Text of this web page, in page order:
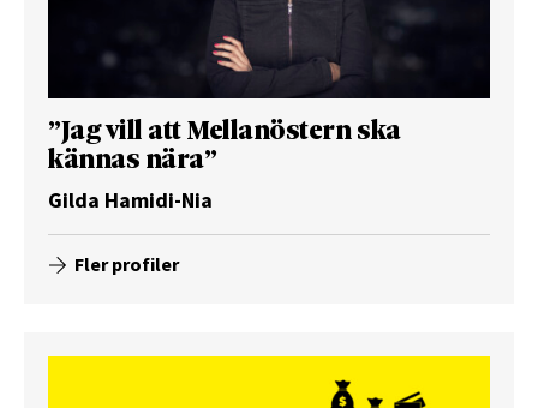
”Jag vill att Mellanöstern ska
kännas nära”
Gilda Hamidi-Nia
Fler profiler